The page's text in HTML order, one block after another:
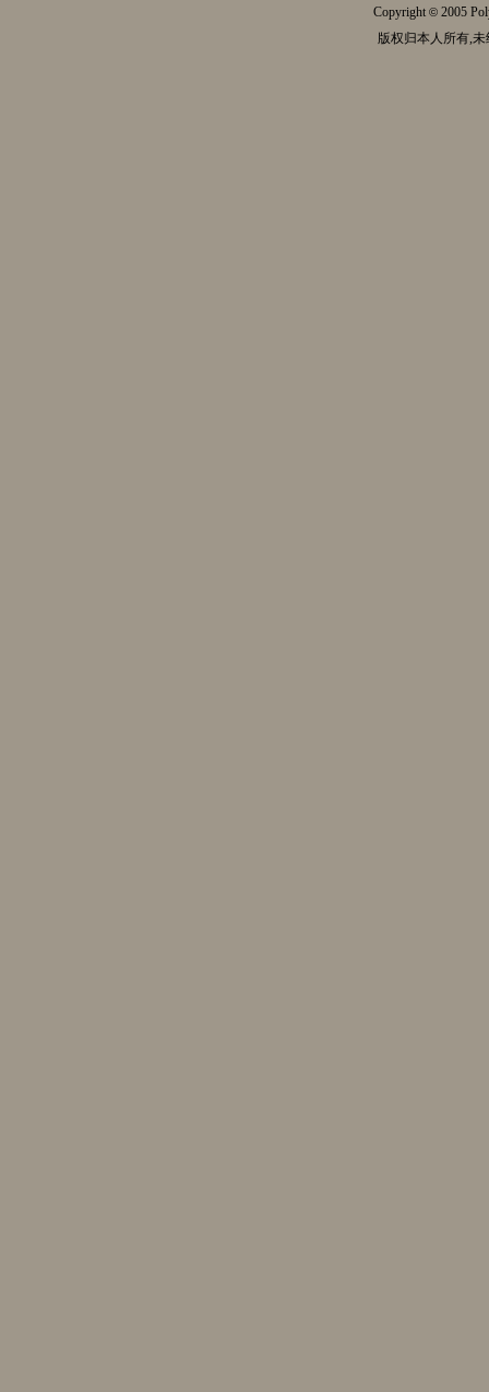
Copyright© 2005
版权归本人所有,